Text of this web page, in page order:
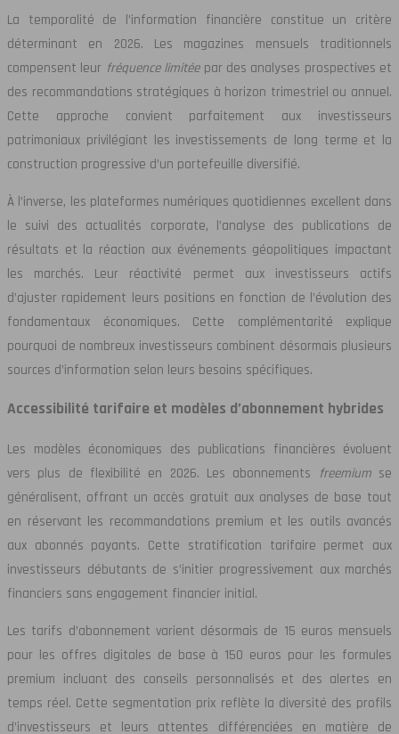
La temporalité de l’information financière constitue un critère
déterminant en 2026. Les magazines mensuels traditionnels
compensent leur fréquence limitée par des analyses prospectives et
des recommandations stratégiques à horizon trimestriel ou annuel.
Cette approche convient parfaitement aux investisseurs
patrimoniaux privilégiant les investissements de long terme et la
construction progressive d’un portefeuille diversifié.
À l’inverse, les plateformes numériques quotidiennes excellent dans
le suivi des actualités corporate, l’analyse des publications de
résultats et la réaction aux événements géopolitiques impactant
les marchés. Leur réactivité permet aux investisseurs actifs
d’ajuster rapidement leurs positions en fonction de l’évolution des
fondamentaux économiques. Cette complémentarité explique
pourquoi de nombreux investisseurs combinent désormais plusieurs
sources d’information selon leurs besoins spécifiques.
Accessibilité tarifaire et modèles d’abonnement hybrides
Les modèles économiques des publications financières évoluent
vers plus de flexibilité en 2026. Les abonnements
freemium se
généralisent, offrant un accès gratuit aux analyses de base tout
en réservant les recommandations premium et les outils avancés
aux abonnés payants. Cette stratification tarifaire permet aux
investisseurs débutants de s’initier progressivement aux marchés
financiers sans engagement financier initial.
Les tarifs d’abonnement varient désormais de 15 euros mensuels
pour les offres digitales de base à 150 euros pour les formules
premium incluant des conseils personnalisés et des alertes en
temps réel. Cette segmentation prix reflète la diversité des profils
d’investisseurs et leurs attentes différenciées en matière de